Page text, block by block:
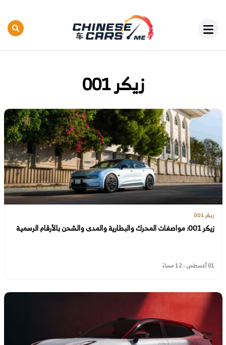
زيكر 001
زيكر 001
زيكر 001: مواصفات المحرك والبطارية والمدى والشحن بالأرقام الرسمية
01 أغسطس - 12 مساءً